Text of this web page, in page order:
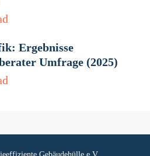
Ergebnisse
Umfrage (2025)